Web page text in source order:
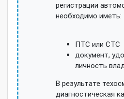
регистрации
необходимо иметь:
ПТС или СТС
документ,
личность
В результате
диагностическая